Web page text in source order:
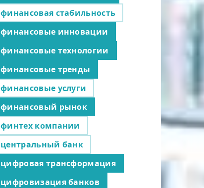
финансовая стабильность
финансовые инновации
финансовые технологии
финансовые тренды
финансовые услуги
финансовый рынок
финтех компании
центральный банк
цифровая трансформация
цифровизация банков